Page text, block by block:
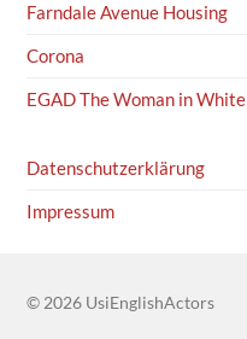
Farndale Avenue Housing
Corona
EGAD The Woman in White
Datenschutzerklärung
Impressum
© 2026 UsiEnglishActors